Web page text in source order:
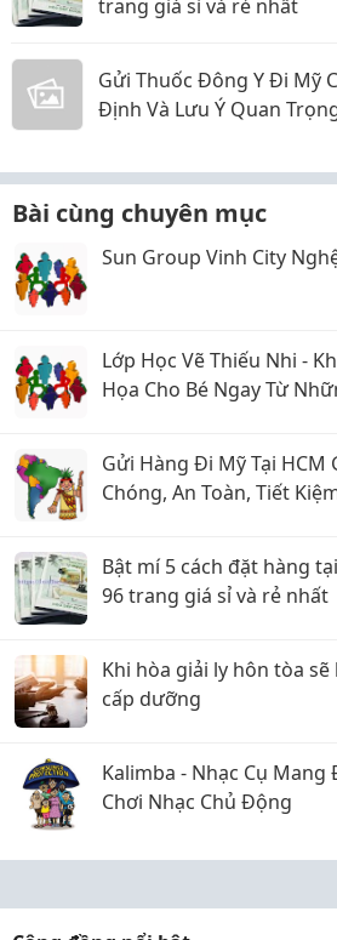
trang giá sỉ và rẻ nhất
Gửi Thuốc Đông Y Đi Mỹ
Định Và Lưu Ý Quan
Bài cùng chuyên mục
Sun Group Vinh City
Lớp Học Vẽ Thiếu Nhi -
Họa Cho Bé Ngay Từ
Gửi Hàng Đi Mỹ Tại HCM
Chóng, An Toàn, Tiết
Bật mí 5 cách đặt hàng
96 trang giá sỉ và rẻ nhất
Khi hòa giải ly hôn tòa
cấp dưỡng
Kalimba - Nhạc Cụ Mang
Chơi Nhạc Chủ Động